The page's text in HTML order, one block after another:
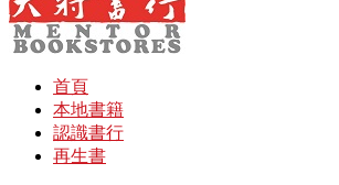
首頁
本地書籍
認識書行
再生書